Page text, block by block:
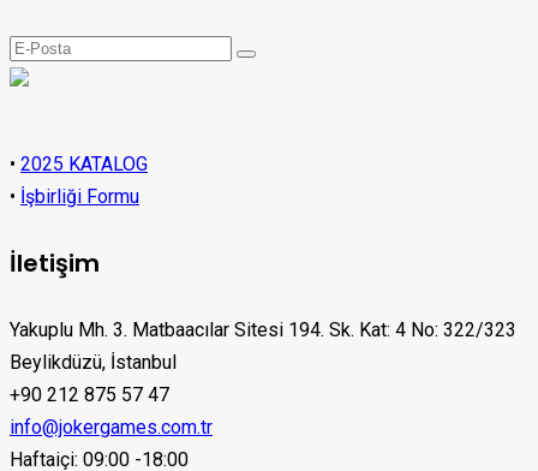
• 2025 KATALOG
• İşbirliği Formu
İletişim
Yakuplu Mh. 3. Matbaacılar Sitesi 194. Sk. Kat: 4 No: 322/323
Beylikdüzü, İstanbul
+90 212 875 57 47
info@jokergames.com.tr
Haftaiçi: 09:00 -18:00